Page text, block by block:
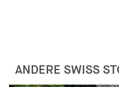
ANDERE SWISS